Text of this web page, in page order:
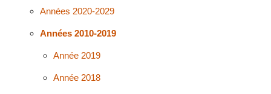
Années 2020-2029
Années 2010-2019
Année 2019
Année 2018